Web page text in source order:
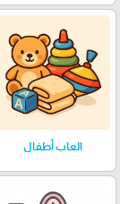
العاب أطفال